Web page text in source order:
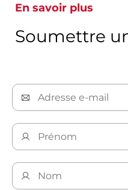
En savoir plus
Soumettre